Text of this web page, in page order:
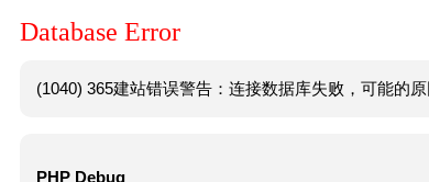
Database Error
(1040) 365建站错误警告：连接数据库失败，可能的
PHP Debug